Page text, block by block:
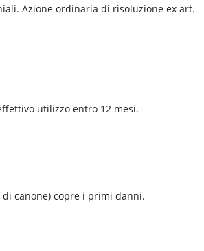
Azione ordinaria di risoluzione ex art.
utilizzo entro 12 mesi.
canone) copre i primi danni.